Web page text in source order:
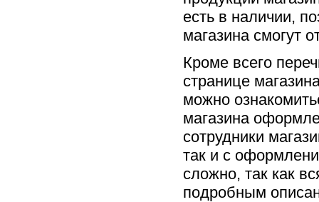
есть в наличии,
магазина смогут
Кроме всего
странице
можно
магазина
сотрудники
так и с
сложно, так как
подробным